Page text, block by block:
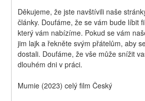
Děkujeme, že jste navštívili naše
články. Doufáme, že se vám bude líbit
který vám nabízíme. Pokud se vám
jim lajk a řekněte svým přátelům, aby
dostali. Doufáme, že vše může snížit
dlouhém dni v práci.
Mumie (2023) celý film Český